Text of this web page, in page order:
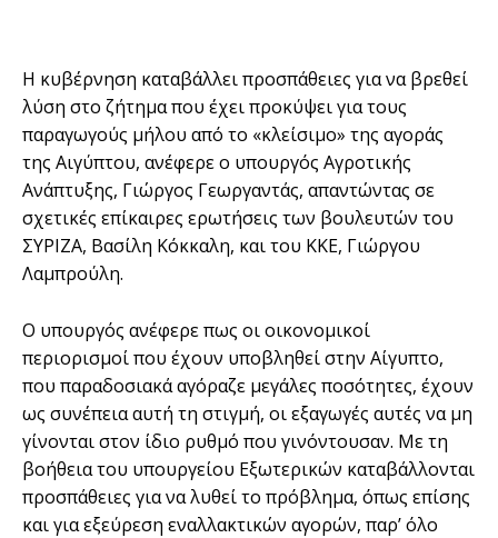
Η κυβέρνηση καταβάλλει προσπάθειες για να βρεθεί
λύση στο ζήτημα που έχει προκύψει για τους
παραγωγούς μήλου από το «κλείσιμο» της αγοράς
της Αιγύπτου, ανέφερε ο υπουργός Αγροτικής
Ανάπτυξης, Γιώργος Γεωργαντάς, απαντώντας σε
σχετικές επίκαιρες ερωτήσεις των βουλευτών του
ΣΥΡΙΖΑ, Βασίλη Κόκκαλη, και του ΚΚΕ, Γιώργου
Λαμπρούλη.
Ο υπουργός ανέφερε πως οι οικονομικοί
περιορισμοί που έχουν υποβληθεί στην Αίγυπτο,
που παραδοσιακά αγόραζε μεγάλες ποσότητες, έχουν
ως συνέπεια αυτή τη στιγμή, οι εξαγωγές αυτές να μη
γίνονται στον ίδιο ρυθμό που γινόντουσαν. Με τη
βοήθεια του υπουργείου Εξωτερικών καταβάλλονται
προσπάθειες για να λυθεί το πρόβλημα, όπως επίσης
και για εξεύρεση εναλλακτικών αγορών, παρ’ όλο